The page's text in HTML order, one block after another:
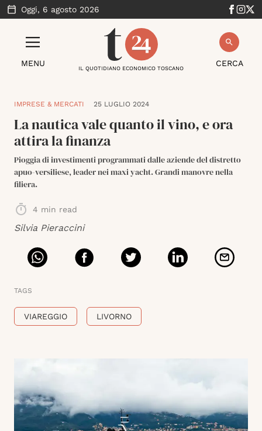
Oggi, 6 agosto 2026
MENU CERCA
IL QUOTIDIANO ECONOMICO TOSCANO
IMPRESE & MERCATI 25 LUGLIO 2024
La nautica vale quanto il vino, e ora
attira la finanza
Pioggia di investimenti programmati dalle aziende del distretto
apuo-versiliese, leader nei maxi yacht. Grandi manovre nella
filiera.
4 min read
Silvia Pieraccini
TAGS
VIAREGGIO LIVORNO